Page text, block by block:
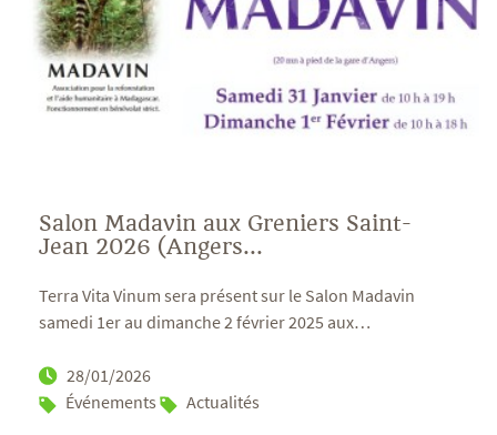
Salon Madavin aux Greniers Saint-
Jean 2026 (Angers...
Terra Vita Vinum sera présent sur le Salon Madavin
samedi 1er au dimanche 2 février 2025 aux…
28/01/2026
Événements
Actualités